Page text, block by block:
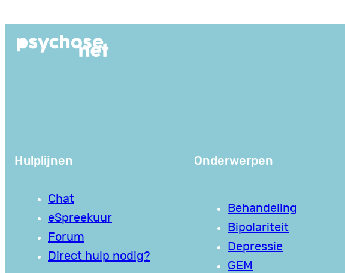
de
Hulplijnen
Chat
eSpreekuur
Forum
Direct hulp nodig?
Onderwerpen
Behandeling
Bipolariteit
Depressie
GEM